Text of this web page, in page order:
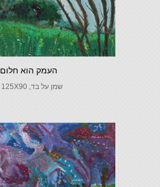
העמק הוא חלום 1
שמן על בד, 125X90 ס"מ